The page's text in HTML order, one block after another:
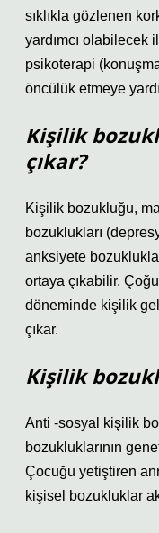
sıklıkla gözlenen
yardımcı olabilecek
psikoterapi
öncülük etmeye
Kişilik
çıkar?
Kişilik bozukluğu,
bozuklukları
anksiyete
ortaya çıkabilir.
döneminde kişilik
çıkar.
Kişilik
Anti -sosyal kişilik
bozukluklarının
Çocuğu yetiştiren
kişisel bozukluklar